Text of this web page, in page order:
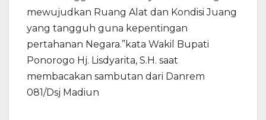
mewujudkan Ruang Alat dan Kondisi Juang
yang tangguh guna kepentingan
pertahanan Negara.”kata Wakil Bupati
Ponorogo Hj. Lisdyarita, S.H. saat
membacakan sambutan dari Danrem
081/Dsj Madiun